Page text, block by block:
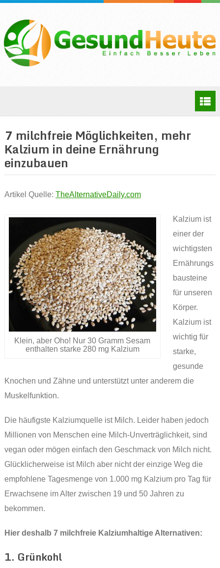
7 milchfreie Möglichkeiten, mehr
Kalzium in deine Ernährung
einzubauen
Artikel Quelle: TheAlternativeDaily.com
Klein, aber Oho! Nur 30 Gramm Sesam
enthalten starke 280 mg Kalzium
Kalzium ist
einer der
wichtigsten
Ernährungs
bausteine
für unseren
Körper.
Kalzium ist
wichtig für
starke,
gesunde
Knochen und Zähne und unterstützt unter anderem die
Muskelfunktion.
Die häufigste Kalziumquelle ist Milch. Leider haben jedoch
Millionen von Menschen eine Milch-Unverträglichkeit, sind
vegan oder mögen einfach den Geschmack von Milch nicht.
Glücklicherweise ist Milch aber nicht der einzige Weg die
empfohlene Tagesmenge von 1.000 mg Kalzium pro Tag für
Erwachsene im Alter zwischen 19 und 50 Jahren zu
bekommen.
Hier deshalb 7 milchfreie Kalziumhaltige Alternativen:
1. Grünkohl